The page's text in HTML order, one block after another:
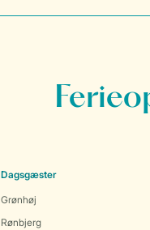
Dagsgæster
Grønhøj
Rønbjerg